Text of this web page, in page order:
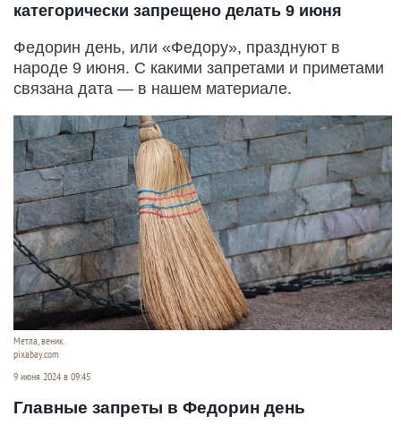
категорически запрещено делать 9 июня
Федорин день, или «Федору», празднуют в
народе 9 июня. С какими запретами и приметами
связана дата — в нашем материале.
Метла, веник.
pixabay.com
9 июня 2024 в 09:45
Главные запреты в Федорин день